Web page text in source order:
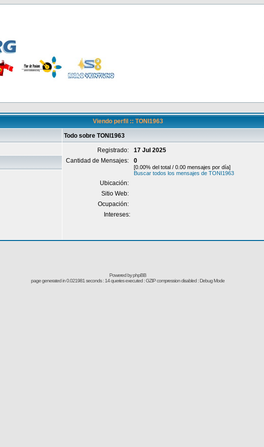
Viendo perfil :: TONI1963
Todo sobre TONI1963
Registrado:
17 Jul 2025
Cantidad de Mensajes:
0
[0.00% del total / 0.00 mensajes por día]
Buscar todos los mensajes de TONI1963
Ubicación:
Sitio Web:
Ocupación:
Intereses:
Powered byphpBB
page generated in 0.021981 seconds : 14 queries executed : GZIP compression disabled : Debug Mode